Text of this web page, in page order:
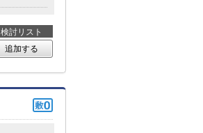
検討リスト
追加する